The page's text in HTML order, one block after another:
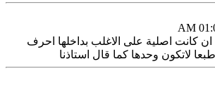
ان كانت اصلية على الاغلب بداخلها احرف
لاتكون وحدها كما قال استاذنا